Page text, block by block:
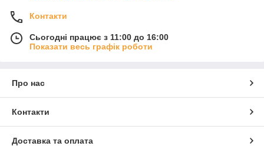
Контакти
Сьогодні працює з 11:00 до 16:00
Показати весь графік роботи
Про нас
Контакти
Доставка та оплата